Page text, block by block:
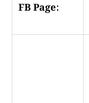
FB Page: